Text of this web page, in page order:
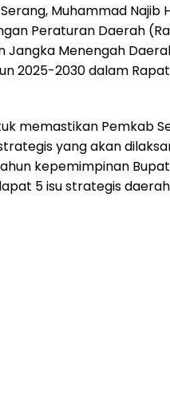
Muhammad Najib
Peraturan Daerah
Jangka Menengah
2025-2030 dalam
memastikan Pemkab
yang akan
kepemimpinan
5 isu strategis